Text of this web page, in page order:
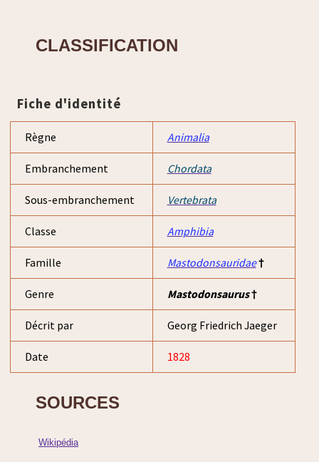
CLASSIFICATION
Fiche d'identité
Règne Animalia
Embranchement Chordata
Sous-embranchement Vertebrata
Classe Amphibia
Famille Mastodonsauridae†
Genre Mastodonsaurus†
Décrit par Georg Friedrich Jaeger
Date 1828
SOURCES
Wikipédia